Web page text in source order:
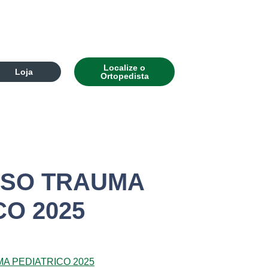
Loja
Localize o
Ortopedista
TRAUMA
2025
PEDIATRICO 2025